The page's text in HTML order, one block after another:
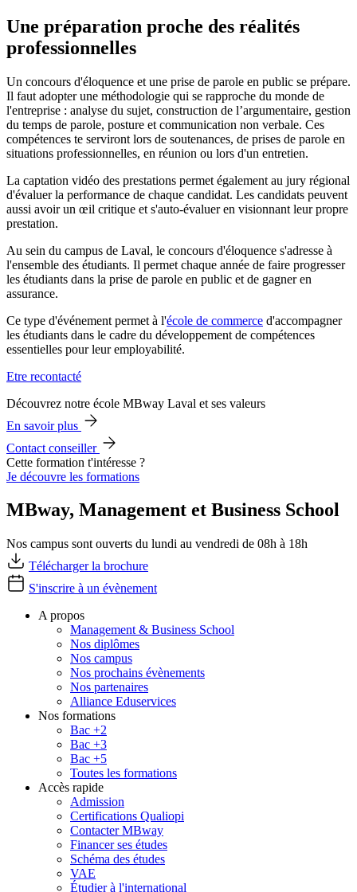
Une préparation proche des réalités
professionnelles
Un concours d'éloquence et une prise de parole en public se prépare.
Il faut adopter une méthodologie qui se rapproche du monde de
l'entreprise : analyse du sujet, construction de l’argumentaire, gestion
du temps de parole, posture et communication non verbale. Ces
compétences te serviront lors de soutenances, de prises de parole en
situations professionnelles, en réunion ou lors d'un entretien.
La captation vidéo des prestations permet également au jury régional
d'évaluer la performance de chaque candidat. Les candidats peuvent
aussi avoir un œil critique et s'auto-évaluer en visionnant leur propre
prestation.
Au sein du campus de Laval, le concours d'éloquence s'adresse à
l'ensemble des étudiants. Il permet chaque année de faire progresser
les étudiants dans la prise de parole en public et de gagner en
assurance.
Ce type d'événement permet à l'école de commerce d'accompagner
les étudiants dans le cadre du développement de compétences
essentielles pour leur employabilité.
Etre recontacté
Découvrez notre école MBway Laval et ses valeurs
En savoir plus
Contact conseiller
Cette formation t'intéresse ?
Je découvre les formations
MBway, Management et Business School
Nos campus sont ouverts du lundi au vendredi de 08h à 18h
Télécharger la brochure
S'inscrire à un évènement
A propos
Management & Business School
Nos diplômes
Nos campus
Nos prochains évènements
Nos partenaires
Alliance Eduservices
Nos formations
Bac +2
Bac +3
Bac +5
Toutes les formations
Accès rapide
Admission
Certifications Qualiopi
Contacter MBway
Financer ses études
Schéma des études
VAE
Étudier à l'international